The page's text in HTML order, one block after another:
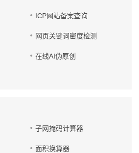
ICP网站备案查询
网页关键词密度检测
在线AI伪原创
子网掩码计算器
面积换算器